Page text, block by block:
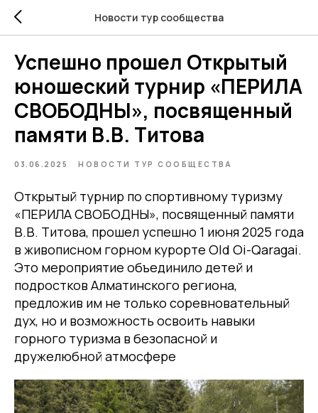
Новости тур сообщества
Успешно прошел Открытый
юношеский турнир «ПЕРИЛА
СВОБОДНЫ», посвященный
памяти В.В. Титова
03.06.2025 НОВОСТИ ТУР СООБЩЕСТВА
Открытый турнир по спортивному туризму
«ПЕРИЛА СВОБОДНЫ», посвященный памяти
В.В. Титова, прошел успешно 1 июня 2025 года
в живописном горном курорте Old Oi-Qaragai.
Это мероприятие объединило детей и
подростков Алматинского региона,
предложив им не только соревновательный
дух, но и возможность освоить навыки
горного туризма в безопасной и
дружелюбной атмосфере